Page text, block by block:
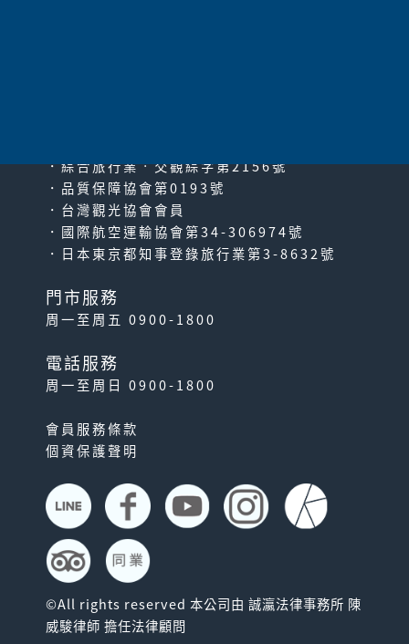
．綜合旅行業‧交觀綜字第2156號
．品質保障協會第0193號
．台灣觀光協會會員
．國際航空運輸協會第34-306974號
．日本東京都知事登錄旅行業第3-8632號
門市服務
周一至周五 0900-1800
電話服務
周一至周日 0900-1800
會員服務條款
個資保護聲明
©All rights reserved 本公司由 誠瀛法律事務所 陳
威駿律師 擔任法律顧問